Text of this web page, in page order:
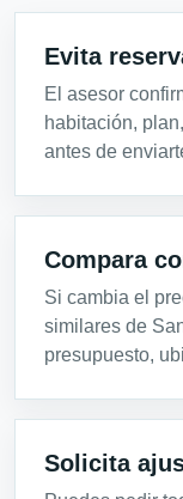
Evita
El asesor
habitación,
antes de
Compara
Si cambia el
similares de
presupuesto,
Solicita